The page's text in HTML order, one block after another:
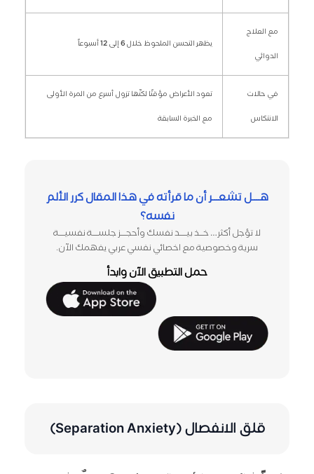
مع العلاج
الدوائي
يظهر التحسن الملحوظ خلال 6 إلى 12 أسبوعاً
في حالات
الانتكاس
تعود الأعراض مؤقتًا لكنّها تزول أسرع من المرة الأولى
مع الخبرة السابقة
هــــل تشعـــر أن ما قرأته في هـذا المقال كرر الألم
نفسه؟
لا تؤجل أكثر… خـــذ بيـــــد نفسك وأحجــــز جلســــة نفسيــــة
سرية وخصوصية مع اخصائي نفسي عربي يفهمك الآن.
حمل التطبيق الآن وابدأ
قلق الانفصال (Separation Anxiety)